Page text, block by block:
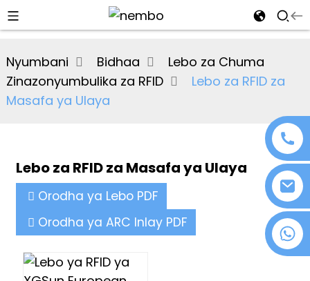
+86 18076372139
Nyumbani Bidhaa
Lebo za Chuma
Zinazonyumbulika za RFID
Lebo za RFID za
Masafa ya Ulaya
Lebo za RFID za Masafa ya Ulaya
Orodha ya Lebo PDF
Orodha ya ARC Inlay PDF